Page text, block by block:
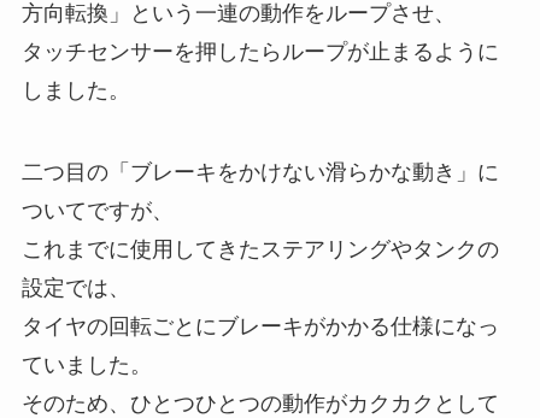
方向転換」という一連の動作をループさせ、
タッチセンサーを押したらループが止まるように
しました。
二つ目の「ブレーキをかけない滑らかな動き」に
ついてですが、
これまでに使用してきたステアリングやタンクの
設定では、
タイヤの回転ごとにブレーキがかかる仕様になっ
ていました。
そのため、ひとつひとつの動作がカクカクとして